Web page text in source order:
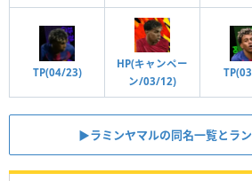
TP(04/23)
HP(キャンペー
ン/03/12)
▶︎ラミンヤマルの同名一覧とラ